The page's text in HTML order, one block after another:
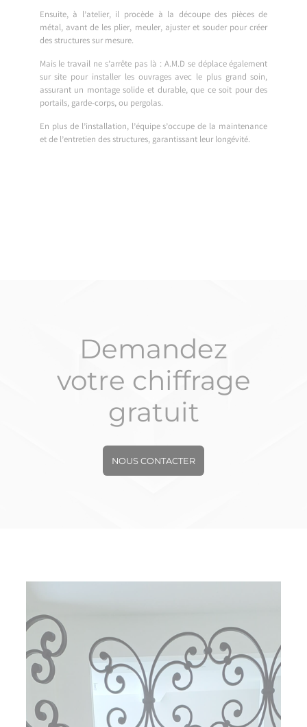
Ensuite, à l’atelier, il procède à la découpe des pièces de
métal, avant de les plier, meuler, ajuster et souder pour créer
des structures sur mesure.
Mais le travail ne s’arrête pas là : A.M.D se déplace également
sur site pour installer les ouvrages avec le plus grand soin,
assurant un montage solide et durable, que ce soit pour des
portails, garde-corps, ou pergolas.
En plus de l’installation, l’équipe s’occupe de la maintenance
et de l’entretien des structures, garantissant leur longévité.
Demandez
votre chiffrage
gratuit
NOUS CONTACTER